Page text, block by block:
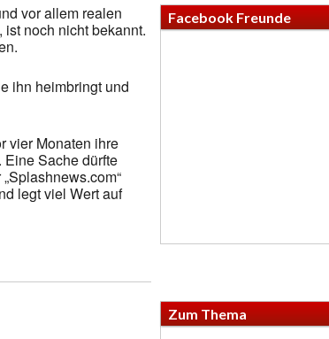
vor allem realen
noch nicht bekannt.
ihn heimbringt und
vier Monaten ihre
Sache dürfte
legt viel Wert auf
Facebook Freunde
Zum Thema